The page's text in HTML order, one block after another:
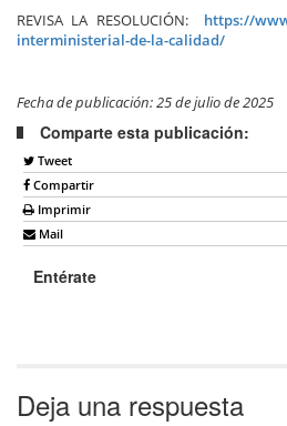
REVISA LA RESOLUCIÓN: https://
interministerial-de-la-calidad/
Fecha de publicación: 25 de julio de 2025
Comparte esta publicación:
Tweet
Compartir
Imprimir
Mail
Entérate
Deja una respuesta